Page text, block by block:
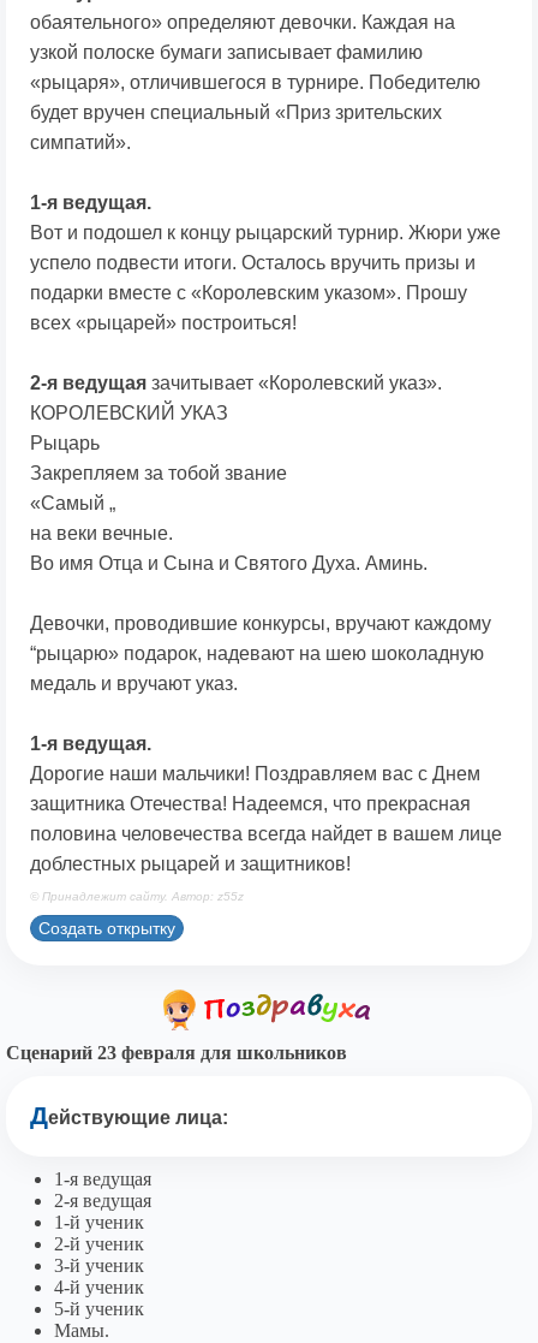
обаятельного» определяют девочки. Каждая на
узкой полоске бумаги записывает фамилию
«рыцаря», отличившегося в турнире. Победителю
будет вручен специальный «Приз зрительских
симпатий».
1-я ведущая.
Вот и подошел к концу рыцарский турнир. Жюри уже
успело подвести итоги. Осталось вручить призы и
подарки вместе с «Королевским указом». Прошу
всех «рыцарей» построиться!
2-я ведущая зачитывает «Королевский указ».
КОРОЛЕВСКИЙ УКАЗ
Рыцарь
Закрепляем за тобой звание
«Самый „
на веки вечные.
Во имя Отца и Сына и Святого Духа. Аминь.
Девочки, проводившие конкурсы, вручают каждому
“рыцарю» подарок, надевают на шею шоколадную
медаль и вручают указ.
1-я ведущая.
Дорогие наши мальчики! Поздравляем вас с Днем
защитника Отечества! Надеемся, что прекрасная
половина человечества всегда найдет в вашем лице
доблестных рыцарей и защитников!
© Принадлежит сайту. Автор: z55z
Создать открытку
Сценарий 23 февраля для школьников
Действующие лица:
1-я ведущая
2-я ведущая
1-й ученик
2-й ученик
3-й ученик
4-й ученик
5-й ученик
Мамы.